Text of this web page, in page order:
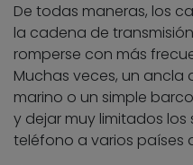
De todas maneras, los
la cadena de
romperse con más
Muchas veces, un ancla
marino o un simple
y dejar muy limitados los
teléfono a varios países